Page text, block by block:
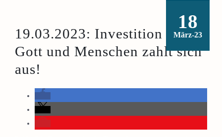
18
März-23
19.03.2023: Investition in
Gott und Menschen zahlt sich
aus!